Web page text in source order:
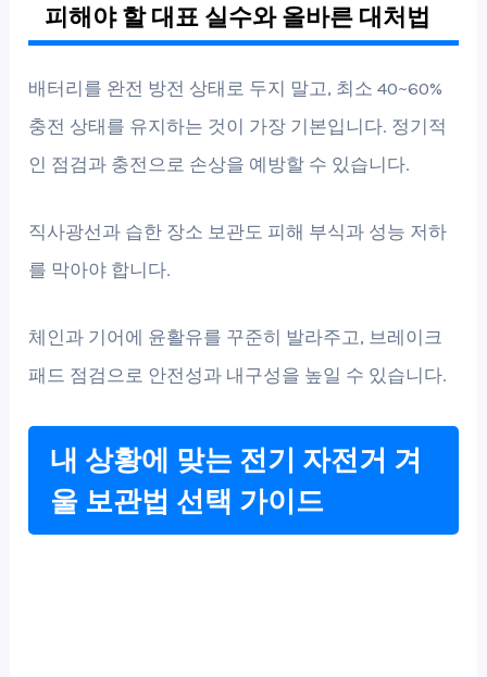
피해야 할 대표 실수와 올바른 대처법
배터리를 완전 방전 상태로 두지 말고, 최소 40~60%
충전 상태를 유지하는 것이 가장 기본입니다. 정기적
인 점검과 충전으로 손상을 예방할 수 있습니다.
직사광선과 습한 장소 보관도 피해 부식과 성능 저하
를 막아야 합니다.
체인과 기어에 윤활유를 꾸준히 발라주고, 브레이크
패드 점검으로 안전성과 내구성을 높일 수 있습니다.
내 상황에 맞는 전기 자전거 겨
울 보관법 선택 가이드